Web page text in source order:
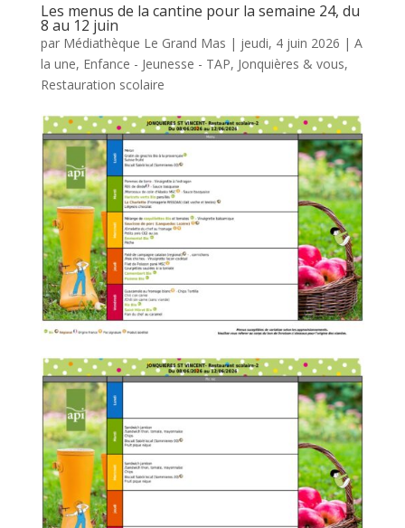
Les menus de la cantine pour la semaine 24, du
8 au 12 juin
par Médiathèque Le Grand Mas | jeudi, 4 juin 2026 | A
la une, Enfance - Jeunesse - TAP, Jonquières & vous,
Restauration scolaire